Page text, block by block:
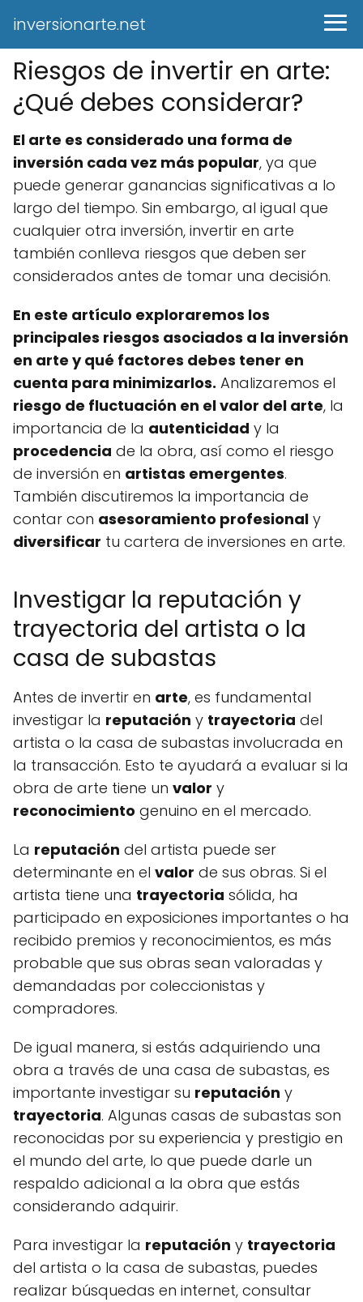
inversionarte.net
Riesgos de invertir en arte:
¿Qué debes considerar?
El arte es considerado una forma de
inversión cada vez más popular, ya que
puede generar ganancias significativas a lo
largo del tiempo. Sin embargo, al igual que
cualquier otra inversión, invertir en arte
también conlleva riesgos que deben ser
considerados antes de tomar una decisión.
En este artículo exploraremos los
principales riesgos asociados a la inversión
en arte y qué factores debes tener en
cuenta para minimizarlos. Analizaremos el
riesgo de fluctuación en el valor del arte, la
importancia de la autenticidad y la
procedencia de la obra, así como el riesgo
de inversión en artistas emergentes.
También discutiremos la importancia de
contar con asesoramiento profesional y
diversificar tu cartera de inversiones en arte.
Investigar la reputación y
trayectoria del artista o la
casa de subastas
Antes de invertir en arte, es fundamental
investigar la reputación y trayectoria del
artista o la casa de subastas involucrada en
la transacción. Esto te ayudará a evaluar si la
obra de arte tiene un valor y
reconocimiento genuino en el mercado.
La reputación del artista puede ser
determinante en el valor de sus obras. Si el
artista tiene una trayectoria sólida, ha
participado en exposiciones importantes o ha
recibido premios y reconocimientos, es más
probable que sus obras sean valoradas y
demandadas por coleccionistas y
compradores.
De igual manera, si estás adquiriendo una
obra a través de una casa de subastas, es
importante investigar su reputación y
trayectoria. Algunas casas de subastas son
reconocidas por su experiencia y prestigio en
el mundo del arte, lo que puede darle un
respaldo adicional a la obra que estás
considerando adquirir.
Para investigar la reputación y trayectoria
del artista o la casa de subastas, puedes
realizar búsquedas en internet, consultar